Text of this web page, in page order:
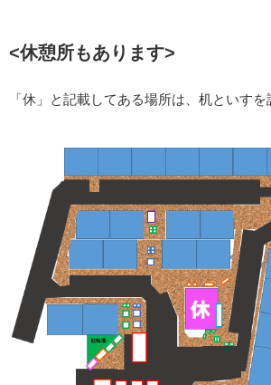
<休憩所もあります>
「休」と記載してある場所は、机といすを